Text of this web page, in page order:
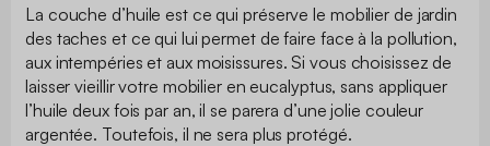
La couche d’huile est ce qui préserve le mobilier de jardin
des taches et ce qui lui permet de faire face à la pollution,
aux intempéries et aux moisissures. Si vous choisissez de
laisser vieillir votre mobilier en eucalyptus, sans appliquer
l’huile deux fois par an, il se parera d’une jolie couleur
argentée. Toutefois, il ne sera plus protégé.